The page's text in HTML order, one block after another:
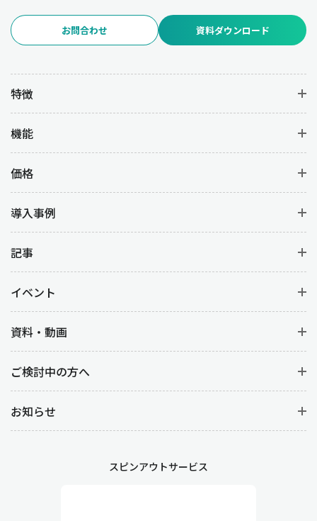
お問合わせ 資料ダウンロード
特徴
機能
価格
導入事例
記事
イベント
資料・動画
ご検討中の方へ
お知らせ
スピンアウトサービス